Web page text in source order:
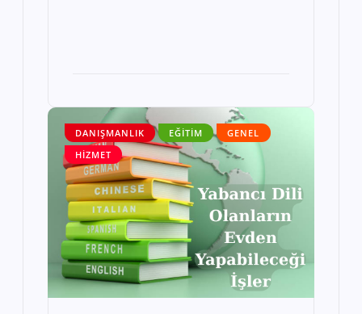
DANIŞMANLIK EĞITIM
GENEL
HIZMET